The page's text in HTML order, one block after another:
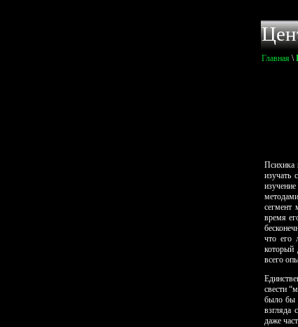
Психика
изучать
сегмент
время
что его
который
всего
свести
было бы
взгляда
даже